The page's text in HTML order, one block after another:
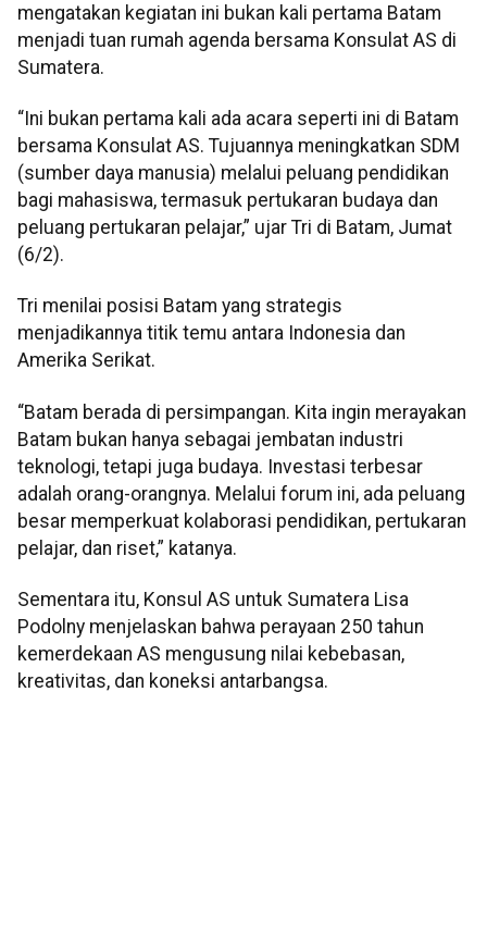
mengatakan kegiatan ini bukan kali pertama Batam
menjadi tuan rumah agenda bersama Konsulat AS di
Sumatera.
“Ini bukan pertama kali ada acara seperti ini di Batam
bersama Konsulat AS. Tujuannya meningkatkan SDM
(sumber daya manusia) melalui peluang pendidikan
bagi mahasiswa, termasuk pertukaran budaya dan
peluang pertukaran pelajar,” ujar Tri di Batam, Jumat
(6/2).
Tri menilai posisi Batam yang strategis
menjadikannya titik temu antara Indonesia dan
Amerika Serikat.
“Batam berada di persimpangan. Kita ingin merayakan
Batam bukan hanya sebagai jembatan industri
teknologi, tetapi juga budaya. Investasi terbesar
adalah orang-orangnya. Melalui forum ini, ada peluang
besar memperkuat kolaborasi pendidikan, pertukaran
pelajar, dan riset,” katanya.
Sementara itu, Konsul AS untuk Sumatera Lisa
Podolny menjelaskan bahwa perayaan 250 tahun
kemerdekaan AS mengusung nilai kebebasan,
kreativitas, dan koneksi antarbangsa.